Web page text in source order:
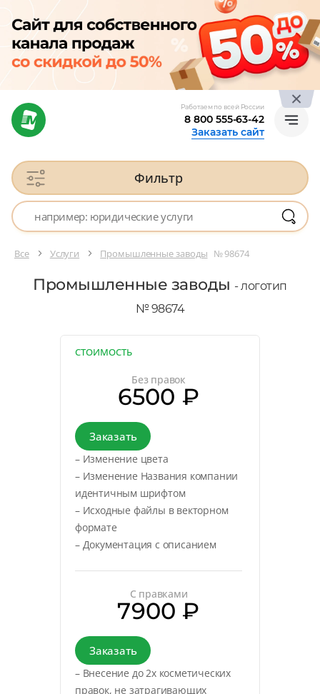
Работаем по всей России
8 800 555-63-42
Заказать сайт
Фильтр
Все Услуги Промышленные заводы № 98674
Промышленные заводы - логотип
№ 98674
СТОИМОСТЬ
Без правок
6500 ₽
Заказать
– Изменение цвета
– Изменение Названия компании
идентичным шрифтом
– Исходные файлы в векторном
формате
– Документация с описанием
С правками
7900 ₽
Заказать
– Внесение до 2х косметических
правок, не затрагивающих